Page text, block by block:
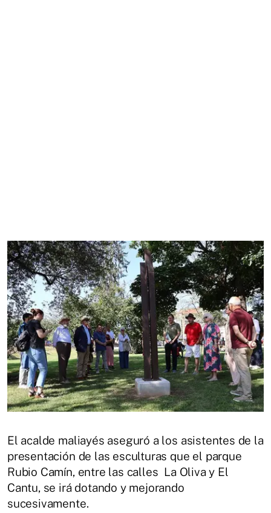
El acalde maliayés aseguró a los asistentes de la
presentación de las esculturas que el parque
Rubio Camín, entre las calles La Oliva y El
Cantu, se irá dotando y mejorando
sucesivamente.